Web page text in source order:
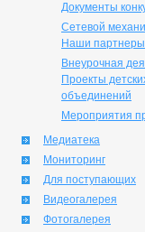
Документы
Сетевой
Наши партнеры
Внеурочная
Проекты
объединений
Мероприятия
Медиатека
Мониторинг
Для поступающих
Видеогалерея
Фотогалерея